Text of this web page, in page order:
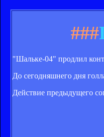
###
"Шальке-04" продлил
До сегодняшнего дня
Действие предыдущего